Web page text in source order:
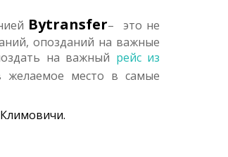
Bytransfer– это не
опозданий на важные
на важный рейс из
желаемое место в самые